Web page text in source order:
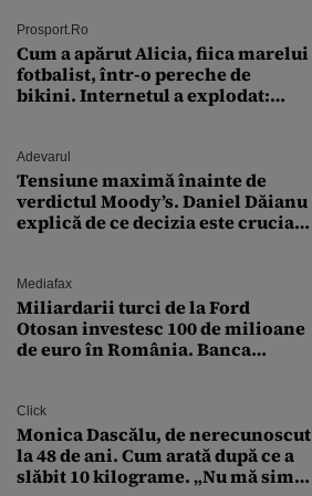
Prosport.ro
Cum a apărut Alicia, fiica marelui
fotbalist, într-o pereche de
bikini. Internetul a explodat:
Adevarul
Tensiune maximă înainte de
verdictul Moody’s. Daniel Dăianu
explică de ce decizia este crucială
Mediafax
Miliardarii turci de la Ford
Otosan investesc 100 de milioane
de euro în România. Banca
Click
Monica Dascălu, de nerecunoscut
la 48 de ani. Cum arată după ce a
slăbit 10 kilograme. „Nu mă simt